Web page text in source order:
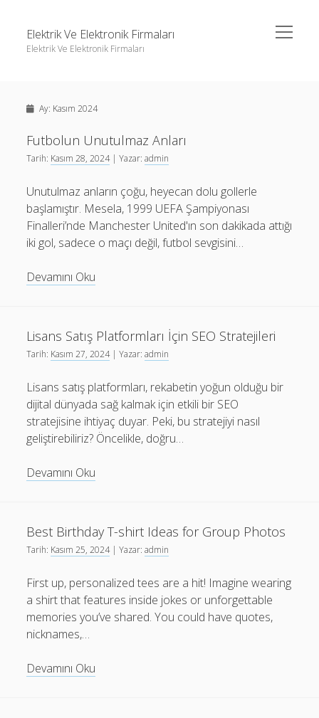
Elektrik Ve Elektronik Firmaları
Elektrik Ve Elektronik Firmaları
menüyü
aç
Instagram Beğeni Hilesi Bedava Şifresiz
Instagram Gizli Hesap Görme Forumu
Liste
Sayfa Listesi
Igtv Yorum Çoğaltma Ücretsiz
Instagram Beğeni Hilesi Bedava Şifresiz
Instagram Gizli Hesap Görme Forumu
Liste
Sayfa Listesi
Ay: Kasım 2024
Futbolun Unutulmaz Anları
Tarih: Kasım 28, 2024| Yazar:admin
Unutulmaz anların çoğu, heyecan dolu gollerle
başlamıştır. Mesela, 1999 UEFA Şampiyonası
Finalleri’nde Manchester United'ın son dakikada attığı
iki gol, sadece o maçı değil, futbol sevgisini…
Devamını Oku
Lisans Satış Platformları İçin SEO Stratejileri
Tarih: Kasım 27, 2024| Yazar:admin
Lisans satış platformları, rekabetin yoğun olduğu bir
dijital dünyada sağ kalmak için etkili bir SEO
stratejisine ihtiyaç duyar. Peki, bu stratejiyi nasıl
geliştirebiliriz? Öncelikle, doğru…
Devamını Oku
SEO
Stratejileri
Best Birthday T-shirt Ideas for Group Photos
Tarih: Kasım 25, 2024| Yazar:admin
First up, personalized tees are a hit! Imagine wearing
a shirt that features inside jokes or unforgettable
memories you’ve shared. You could have quotes,
nicknames,…
Devamını Oku